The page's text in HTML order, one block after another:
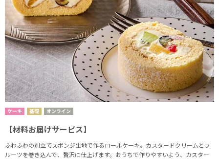
ケーキ 基礎 オンライン
【材料お届けサービス】
ふわふわの別立てスポンジ生地で作るロールケーキ。カスタードクリームとフ
ルーツを巻き込んで、贅沢に仕上げます。おうちで作りやすいよう、カスター